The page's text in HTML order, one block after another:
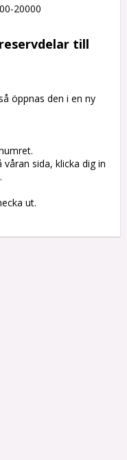
20000
till
öppnas den i en ny
sida, klicka dig in
ut.